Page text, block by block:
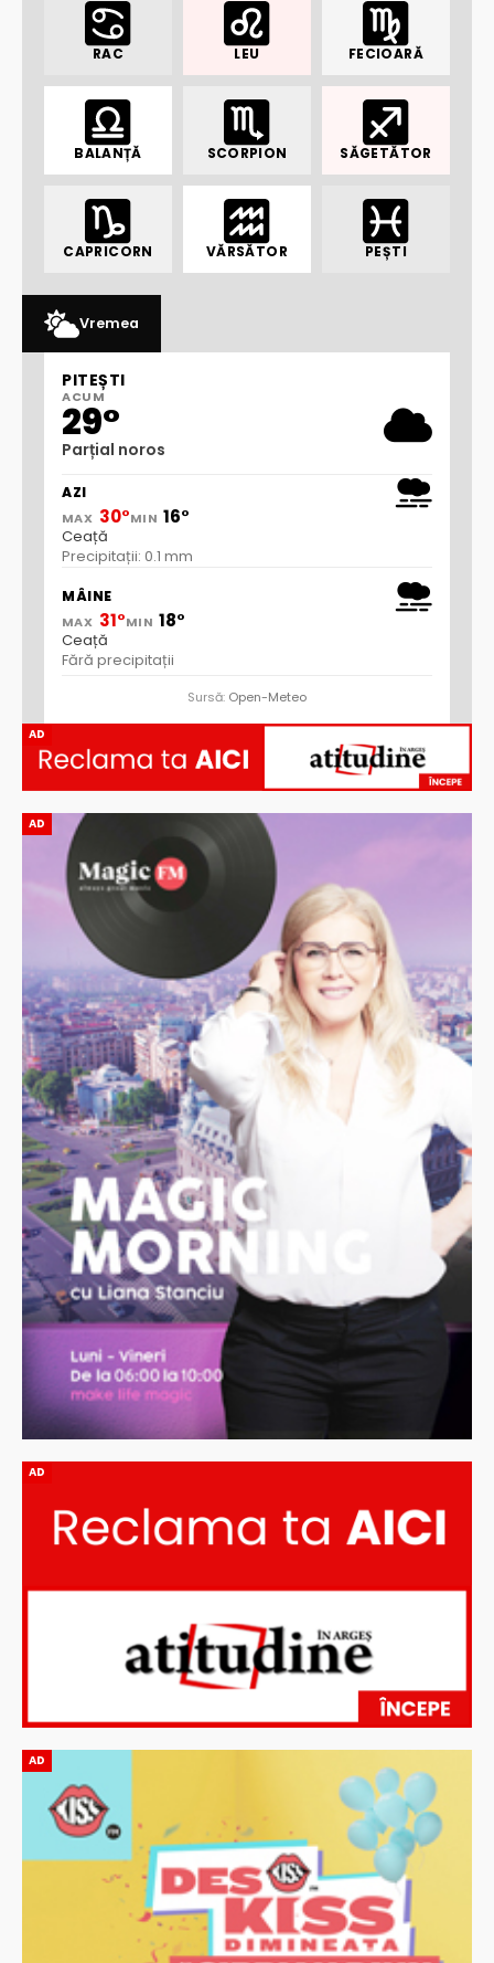
AD
AD
AD
AD
RAC LEU FECIOARĂ
BALANȚĂ SCORPION SĂGETĂTOR
CAPRICORN VĂRSĂTOR PEȘTI
Vremea
PITEȘTI
ACUM
29°
Parțial noros
AZI
MAX 30°MIN 16°
Ceață
Precipitații: 0.1 mm
MÂINE
MAX 31°MIN 18°
Ceață
Fără precipitații
Sursă: Open-Meteo